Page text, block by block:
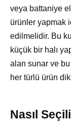
veya battaniye
ürünler yapmak
edilmelidir. Bu
küçük bir halı
alan sunar ve
her türlü ürün
Nasıl